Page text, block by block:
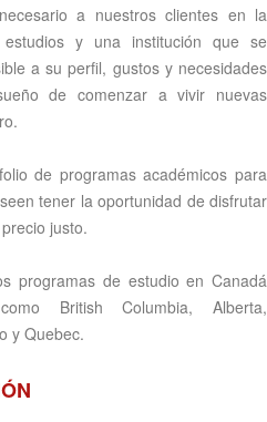
a nuestros clientes en la
y una institución que se
a su perfil, gustos y necesidades
de comenzar a vivir nuevas
de programas académicos para
tener la oportunidad de disfrutar
justo.
programas de estudio en Canadá
British Columbia, Alberta,
y Quebec.